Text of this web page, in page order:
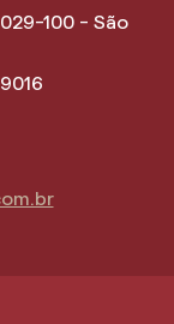
100 - São